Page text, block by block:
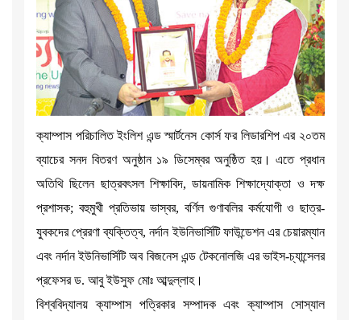
ক্যাম্পাস পরিচালিত ইংলিশ এন্ড স্মার্টনেস কোর্স ফর লিডারশিপ এর ২০তম
ব্যাচের সনদ বিতরণ অনুষ্ঠান ১৯ ডিসেম্বর অনুষ্ঠিত হয়। এতে প্রধান
অতিথি ছিলেন ছাত্রবৎসল শিক্ষাবিদ, ডায়নামিক শিক্ষাদ্যোক্তা ও দক্ষ
প্রশাসক; বহুমুখী প্রতিভায় ভাস্বর, বর্ণিল গুণাবলির কর্মযোগী ও ছাত্র-
যুবকদের প্রেরণা ব্যক্তিত্ব, নর্দান ইউনিভার্সিটি ফাউন্ডেশন এর চেয়ারম্যান
এবং নর্দান ইউনিভার্সিটি অব বিজনেস এন্ড টেকনোলজি এর ভাইস-চ্যান্সেলর
প্রফেসর ড. আবু ইউসুফ মোঃ আব্দুল্লাহ।
বিশ্ববিদ্যালয় ক্যাম্পাস পত্রিকার সম্পাদক এবং ক্যাম্পাস সোস্যাল